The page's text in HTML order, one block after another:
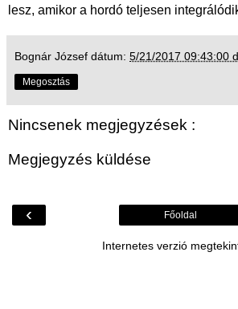
lesz, amikor a hordó teljesen
Bognár József dátum: 5/21/2017 09:43:00
Megosztás
Nincsenek megjegyzések :
Megjegyzés küldése
‹ Főoldal
Internetes verzió